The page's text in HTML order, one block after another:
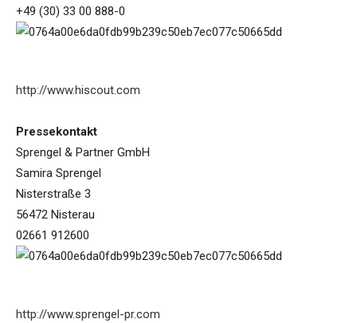
+49 (30) 33 00 888-0
http://www.hiscout.com
Pressekontakt
Sprengel & Partner GmbH
Samira Sprengel
Nisterstraße 3
56472 Nisterau
02661 912600
http://www.sprengel-pr.com